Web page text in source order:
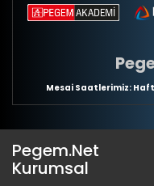
Mesai Saatlerimiz:
Pegem.Net
Kurumsal